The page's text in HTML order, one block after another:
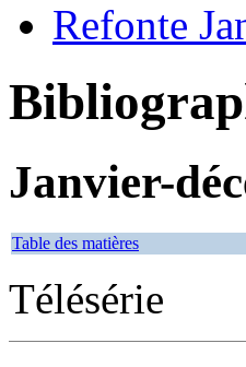
Refonte
Janvier-
Table des matières
Télésérie